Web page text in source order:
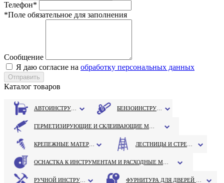
Телефон*
*Поле обязательное для заполнения
Сообщение
Я даю согласие на обработку персональных данных
Каталог товаров